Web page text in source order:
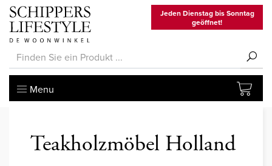
Jeden Dienstag bis Sonntag
geöffnet!
Menu
Teakholzmöbel Holland